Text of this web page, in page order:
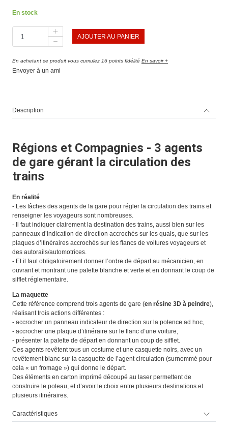
En stock
AJOUTER AU PANIER
En achetant ce produit vous cumulez 16 points fidélité En savoir +
Envoyer à un ami
Description
Régions et Compagnies - 3 agents
de gare gérant la circulation des
trains
En réalité
- Les tâches des agents de la gare pour régler la circulation des trains et
renseigner les voyageurs sont nombreuses.
- Il faut indiquer clairement la destination des trains, aussi bien sur les
panneaux d’indication de direction accrochés sur les quais, que sur les
plaques d’itinéraires accrochés sur les flancs de voitures voyageurs et
des autorails/automotrices.
- Et il faut obligatoirement donner l’ordre de départ au mécanicien, en
ouvrant et montrant une palette blanche et verte et en donnant le coup de
sifflet réglementaire.
La maquette
Cette référence comprend trois agents de gare (en résine 3D à peindre),
réalisant trois actions différentes :
- accrocher un panneau indicateur de direction sur la potence ad hoc,
- accrocher une plaque d’itinéraire sur le flanc d’une voiture,
- présenter la palette de départ en donnant un coup de sifflet.
Ces agents revêtent tous un costume et une casquette noirs, avec un
revêtement blanc sur la casquette de l’agent circulation (surnommé pour
cela « un fromage ») qui donne le départ.
Des éléments en carton imprimé découpé au laser permettent de
construire le poteau, et d’avoir le choix entre plusieurs destinations et
plusieurs itinéraires.
Caractéristiques